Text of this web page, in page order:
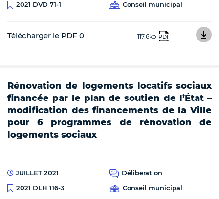
2021 DVD 71-1
Conseil municipal
Télécharger le PDF 0 117.6ko PDF
Rénovation de logements locatifs sociaux
financée par le plan de soutien de l’État –
modification des financements de la Ville
pour 6 programmes de rénovation de
logements sociaux
JUILLET 2021
Déliberation
2021 DLH 116-3
Conseil municipal